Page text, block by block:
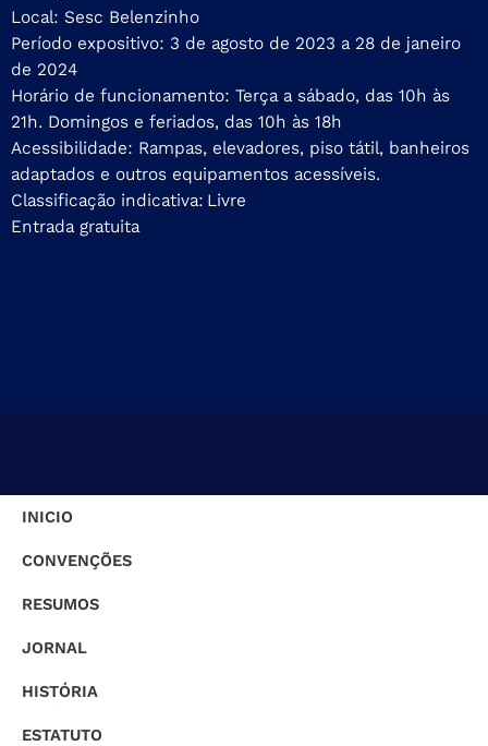
Local: Sesc Belenzinho
Período expositivo: 3 de agosto de 2023 a 28 de janeiro
de 2024
Horário de funcionamento: Terça a sábado, das 10h às
21h. Domingos e feriados, das 10h às 18h
Acessibilidade: Rampas, elevadores, piso tátil, banheiros
adaptados e outros equipamentos acessíveis.
Classificação indicativa: Livre
Entrada gratuita
INICIO
CONVENÇÕES
RESUMOS
JORNAL
HISTÓRIA
ESTATUTO